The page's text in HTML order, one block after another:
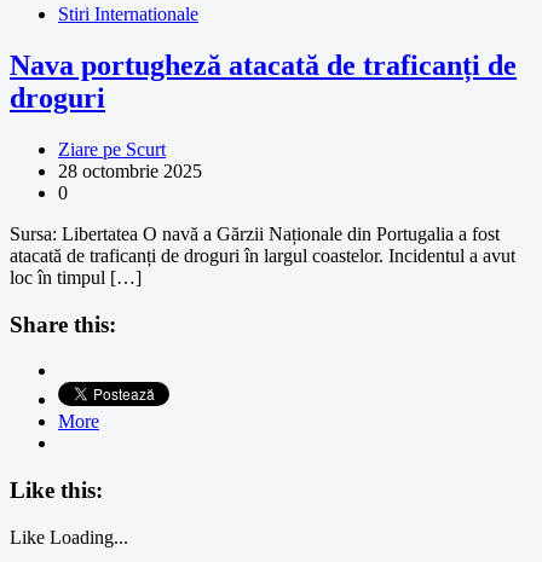
Stiri Internationale
Nava portugheză atacată de traficanți de
droguri
Ziare pe Scurt
28 octombrie 2025
0
Sursa: Libertatea O navă a Gărzii Naționale din Portugalia a fost
atacată de traficanți de droguri în largul coastelor. Incidentul a avut
loc în timpul […]
Share this:
More
Like this:
Like Loading...